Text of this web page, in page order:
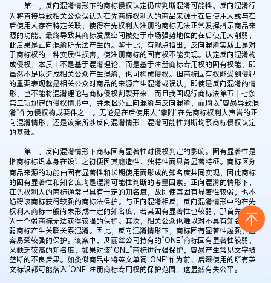
第一，反向混淆情形下的商标侵权认定仍应判断混淆可能性。反向混淆行
为将直接导致相关公众误认为在先商标权利人的商品来源于在后使用人或与在
后使用人存在特定关联，使得在先权利人注册的商标无法正常发挥指示商品来
源的功能，最终导致其商标发展空间被处于市场强势地位的在后使用人削弱，
此后果是正向混淆所无法产生的。鉴于此，有观点指出，反向混淆实质上是对
于商标权的一种实质性损害，使注册商标的固有权不能实现。认定反向混淆构
成侵权，本质上不是基于混淆理论，而是基于注册商标专用权的固有权能，即
虽然不足以造成相关公众产生混淆，也可构成侵权。但商标固有权能受到侵犯
的重要表现就是相关公众对商品的来源产生混淆或误认，即使是反向混淆的情
形，也不能将混淆理论与商标侵权割裂开来，而且我国现行商标法第五十七条
第二项规定的侵权情形中，并未区分正向混淆与反向混淆，而均以“容易导致混
淆”作为侵权构成要件之一。无论是在后使用人“攀附”在先商标权利人声誉的正
向混淆情形，还是该案所涉反向混淆情形，混淆可能性判断均系商标侵权认定
的基础。
第二，反向混淆情形下商标固有显著性对侵权判定的影响。固有显著性是
指商标标识本身在设计之初便因其臆造性、独特性而具备显著特征。商标区分
商品来源的功能由固有显著性和长期使用而形成的知名度共同实现，因此商标
的固有显著性和知名度均是混淆可能性判断的考量因素。正向混淆的情形下，
在先权利人的商标通常已具有一定的知名度，故即使其固有显著性较弱，也不
妨碍该商标获得较强的商标法保护。与正向混淆相反，反向混淆情形中的在先
权利人商标一般尚未形成一定的知名度，若其固有显著性也较弱，那首先其作
为一个弱商标无法获得较强的保护。其次，相关公众也难以对不具有知名度的
弱商标产生关联关系混淆。因此，反向混淆情形下，商标固有显著性越强，越
容易受较强的保护。该案中，贝丽丝公司持有的“ONE”商标固有显著性较弱，
又缺乏较高的知名度，如果对该“ONE”商标进行强保护，容易产生常见文字被
垄断的不良后果。如类似商品中将英文单词“ONE”作为前、后缀使用的所有英
文标识都可能落入“ONE”注册商标专用权的保护范围，这显然有失公平。